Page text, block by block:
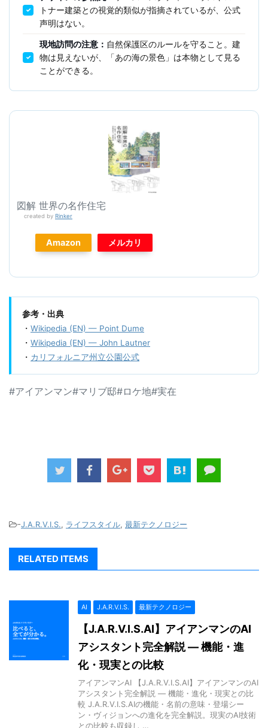
トナー建築との視覚的類似が指摘されているが、公式
声明はない。
現地訪問の注意： 自然保護区のルールを守ること。建
物は見えないが、「あの海の景色」は本物として見る
ことができる。
図解 世界の名作住宅
created by Rinker
Amazon メルカリ
参考・出典
・ Wikipedia (EN) — Point Dume
・ Wikipedia (EN) — John Lautner
・ カリフォルニア州立公園公式
#アイアンマン#マリブ邸#ロケ地#実在
-J.A.R.V.I.S., ライフスタイル, 最新テクノロジー
RELATED ITEMS
AI J.A.R.V.I.S. 最新テクノロジー
【J.A.R.V.I.S.AI】アイアンマンのAI
アシスタント完全解説 — 機能・進
化・現実との比較
アイアンマンAI 【J.A.R.V.I.S.AI】アイアンマンのAI
アシスタント完全解説 — 機能・進化・現実との比
較 J.A.R.V.I.S.AIの機能・名前の意味・登場シー
ン・ヴィジョンへの進化を完全解説。現実のAI技術
との比較も収録し …